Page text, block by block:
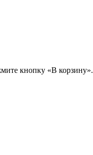
кнопку «В корзину».